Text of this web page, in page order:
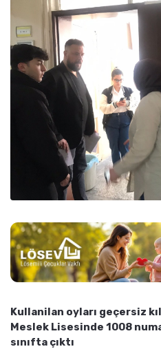
Kullanilan oyları geçersiz
Meslek Lisesinde 1008
sınıfta çıktı